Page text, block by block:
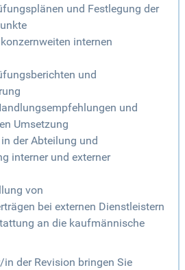
und Festlegung der
internen
und
und
Umsetzung
der Abteilung und
interner und externer
von
bei externen Dienstleistern
an die kaufmännische
der Revision bringen Sie